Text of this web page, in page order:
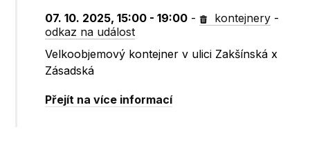
07. 10. 2025, 15:00 - 19:00 - kontejnery -
odkaz na událost
Velkoobjemový kontejner v ulici Zakšínská x
Zásadská
Přejít na více informací